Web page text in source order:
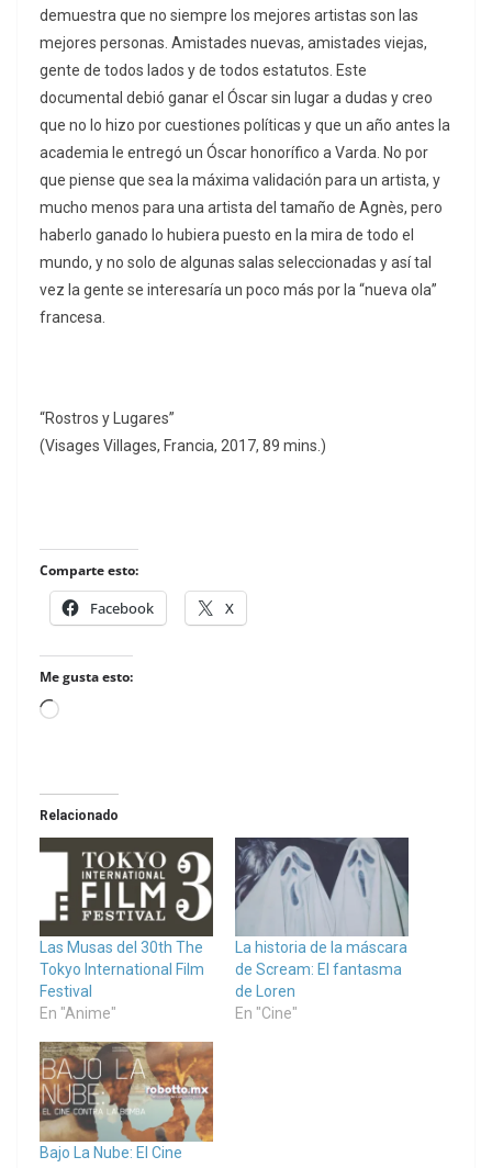
demuestra que no siempre los mejores artistas son las
mejores personas. Amistades nuevas, amistades viejas,
gente de todos lados y de todos estatutos. Este
documental debió ganar el Óscar sin lugar a dudas y creo
que no lo hizo por cuestiones políticas y que un año antes la
academia le entregó un Óscar honorífico a Varda. No por
que piense que sea la máxima validación para un artista, y
mucho menos para una artista del tamaño de Agnès, pero
haberlo ganado lo hubiera puesto en la mira de todo el
mundo, y no solo de algunas salas seleccionadas y así tal
vez la gente se interesaría un poco más por la “nueva ola”
francesa.
“Rostros y Lugares”
(Visages Villages, Francia, 2017, 89 mins.)
Comparte esto:
Facebook X
Me gusta esto:
Loading…
Relacionado
Las Musas del 30th The
Tokyo International Film
Festival
En "Anime"
La historia de la máscara
de Scream: El fantasma
de Loren
En "Cine"
Bajo La Nube: El Cine